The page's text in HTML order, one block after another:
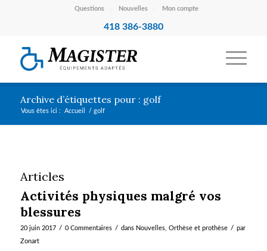
Questions Nouvelles Mon compte
418 386-3880
Archive d’étiquettes pour : golf
Vous êtes ici : Accueil / golf
Articles
Activités physiques malgré vos
blessures
20 juin 2017 / 0 Commentaires / dans Nouvelles, Orthèse et prothèse / par
Zonart